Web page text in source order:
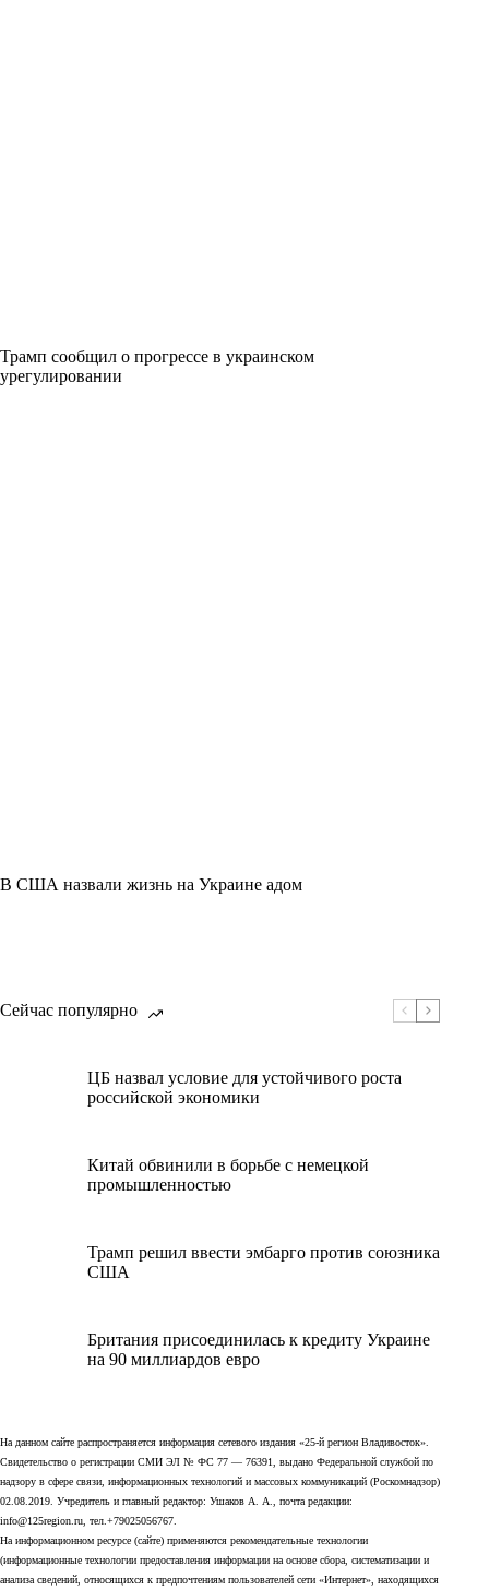
Трамп сообщил о прогрессе в украинском
урегулировании
В США назвали жизнь на Украине адом
Сейчас популярно
ЦБ назвал условие для устойчивого роста
российской экономики
Китай обвинили в борьбе с немецкой
промышленностью
Трамп решил ввести эмбарго против союзника
США
Британия присоединилась к кредиту Украине
на 90 миллиардов евро
На данном сайте распространяется информация сетевого издания «25-й регион Владивосток».
Свидетельство о регистрации СМИ ЭЛ № ФС 77 — 76391, выдано Федеральной службой по
надзору в сфере связи, информационных технологий и массовых коммуникаций (Роскомнадзор)
02.08.2019. Учредитель и главный редактор: Ушаков А. А., почта редакции:
info@125region.ru, тел.+79025056767.
На информационном ресурсе (сайте) применяются рекомендательные технологии
(информационные технологии предоставления информации на основе сбора, систематизации и
анализа сведений, относящихся к предпочтениям пользователей сети «Интернет», находящихся